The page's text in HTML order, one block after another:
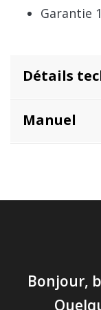
Garantie
Détails
Manuel
Bonjour,